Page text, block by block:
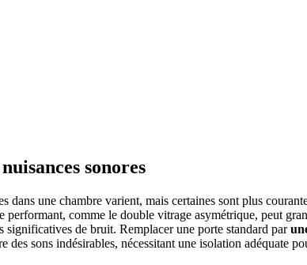
sonores
dans une chambre varient, mais certaines sont plus
performant, comme le double vitrage asymétrique, peut
significatives de bruit. Remplacer une porte standard par
des sons indésirables, nécessitant une isolation adéquate